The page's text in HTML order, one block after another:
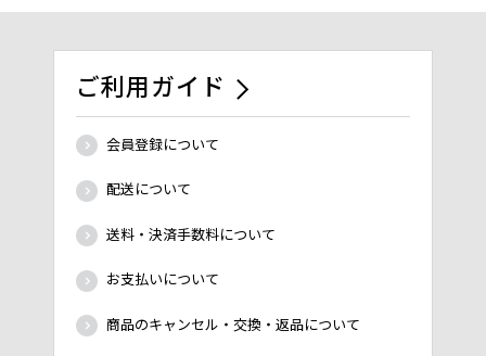
ご利用ガイド
会員登録について
配送について
送料・決済手数料について
お支払いについて
商品のキャンセル・交換・返品について